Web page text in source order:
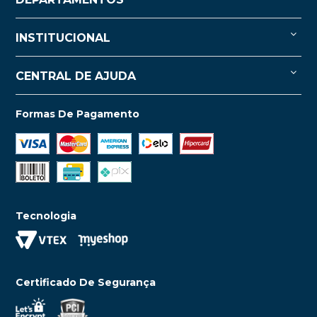
INSTITUCIONAL
CENTRAL DE AJUDA
Formas De Pagamento
Tecnologia
Certificado De Segurança